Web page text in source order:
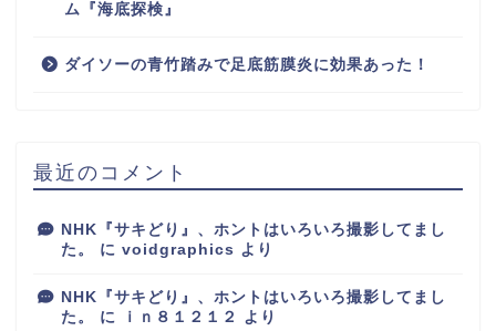
ム『海底探検』
ダイソーの青竹踏みで足底筋膜炎に効果あった！
最近のコメント
NHK『サキどり』、ホントはいろいろ撮影してまし
た。
に voidgraphics より
NHK『サキどり』、ホントはいろいろ撮影してまし
た。
に ｉｎ８１２１２ より